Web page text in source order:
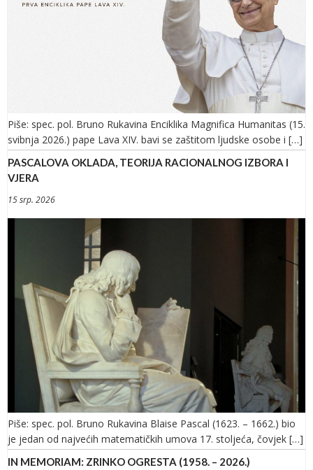
Piše: spec. pol. Bruno Rukavina Enciklika Magnifica Humanitas (15.
svibnja 2026.) pape Lava XIV. bavi se zaštitom ljudske osobe i […]
PASCALOVA OKLADA, TEORIJA RACIONALNOG IZBORA I
VJERA
15 srp. 2026
Piše: spec. pol. Bruno Rukavina Blaise Pascal (1623. – 1662.) bio
je jedan od najvećih matematičkih umova 17. stoljeća, čovjek […]
IN MEMORIAM: ZRINKO OGRESTA (1958. – 2026.)